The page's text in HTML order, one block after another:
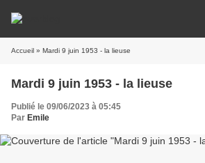
Accueil » Mardi 9 juin 1953 - la lieuse
Mardi 9 juin 1953 - la lieuse
Publié le 09/06/2023 à 05:45
Par Emile